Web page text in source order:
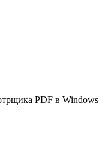
PDF в Windows